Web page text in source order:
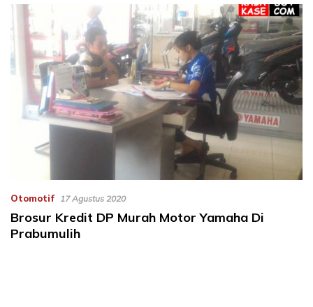
Otomotif 17 Agustus 2020
Brosur Kredit DP Murah Motor Yamaha Di
Prabumulih